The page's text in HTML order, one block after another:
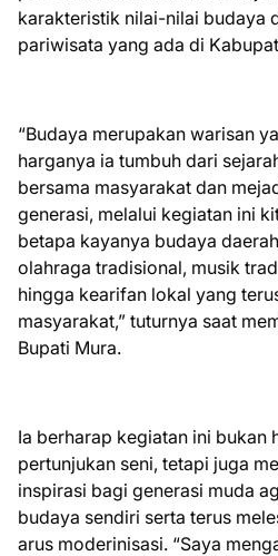
karakteristik nilai-nilai budaya
pariwisata yang ada di
“Budaya merupakan warisan
harganya ia tumbuh dari
bersama masyarakat dan
generasi, melalui kegiatan ini
betapa kayanya budaya
olahraga tradisional, musik
hingga kearifan lokal yang
masyarakat,” tuturnya saat
Bupati Mura.
Ia berharap kegiatan ini bukan
pertunjukan seni, tetapi juga
inspirasi bagi generasi muda
budaya sendiri serta terus
arus moderinisasi. “Saya